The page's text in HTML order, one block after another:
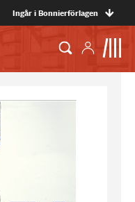
Ingår i Bonnierförlagen